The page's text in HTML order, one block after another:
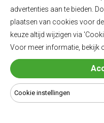
Contact
Retour & ruilen
Klachtenregeling
Disclaimer & Privacy
advertenties aan te bieden.
plaatsen van cookies voor
keuze altijd wijzigen via
Voor meer informatie, bekijk
Cookie instellingen